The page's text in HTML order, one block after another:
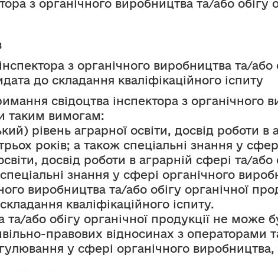
з органічного виробництва та/або обігу
з органічного виробництва та/або
до складання кваліфікаційного іспиту
свідоцтва інспектора з органічного
таким вимогам:
рівень аграрної освіти, досвід роботи в
років; а також спеціальні знання у
досвід роботи в аграрній сфері та/
знання у сфері органічного
виробництва та/або обігу органічної
кваліфікаційного іспиту.
правових відносинах з операторами
у сфері органічного виробництва,